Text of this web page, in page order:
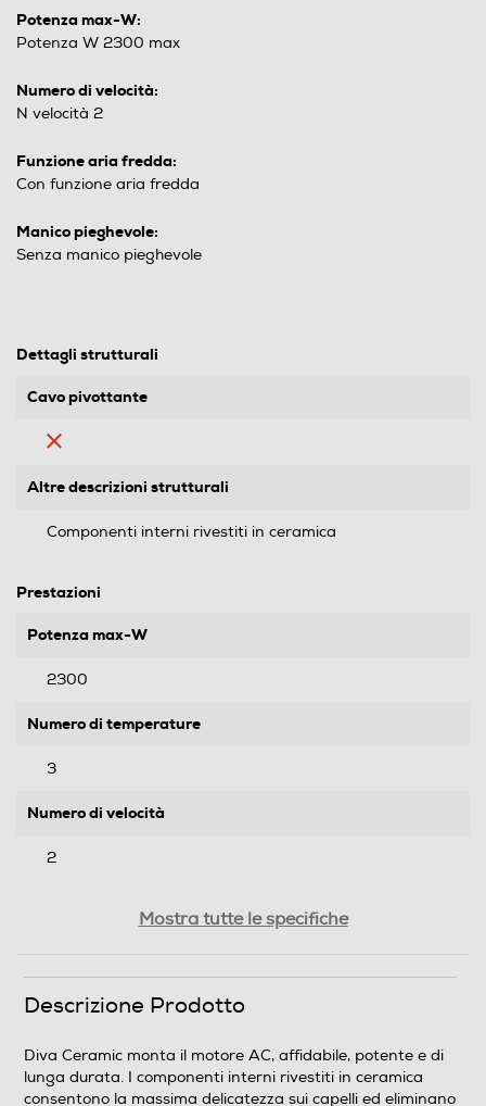
Potenza max-W:
Potenza W 2300 max
Numero di velocità:
N velocità 2
Funzione aria fredda:
Con funzione aria fredda
Manico pieghevole:
Senza manico pieghevole
Dettagli strutturali
Cavo pivottante
Altre descrizioni strutturali
Componenti interni rivestiti in ceramica
Prestazioni
Potenza max-W
2300
Numero di temperature
3
Numero di velocità
2
Dotazioni - Personalizzazioni
Mostra tutte le specifiche
Descrizione Prodotto
Diva Ceramic monta il motore AC, affidabile, potente e di
lunga durata. I componenti interni rivestiti in ceramica
consentono la massima delicatezza sui capelli ed eliminano